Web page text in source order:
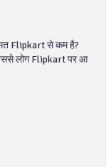
Flipkart से कम है?
लोग Flipkart पर आ